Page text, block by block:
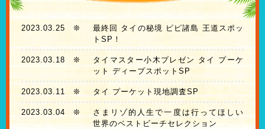
2023.03.25 ❊
最終回 タイの秘境 ピピ諸島 王道スポッ
トSP！
2023.03.18 ❊
タイマスター小木プレゼン タイ プーケ
ット ディープスポットSP
2023.03.11 ❊ タイ プーケット現地調査SP
2023.03.04 ❊
さまリゾ的人生で一度は行ってほしい
世界のベストビーチセレクション